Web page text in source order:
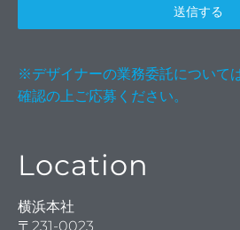
送信する
※デザイナーの業務委託について
確認の上ご応募ください。
Location
横浜本社
〒231-0023